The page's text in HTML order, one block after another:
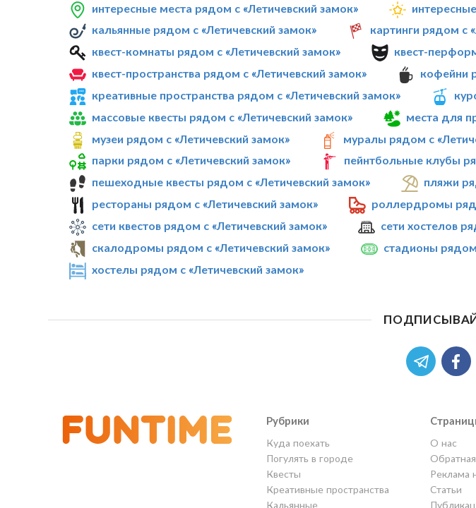
интересные места рядом с «Летичевский замок»
кальянные рядом с «Летичевский замок»
картинги рядом с
квест-комнаты рядом с «Летичевский замок»
квест-
квест-пространства рядом с «Летичевский замок»
кофейни
креативные пространства рядом с «Летичевский замок»
массовые квесты рядом с «Летичевский замок»
места для
музеи рядом с «Летичевский замок»
муралы рядом с
парки рядом с «Летичевский замок»
пейнтбольные клубы
пешеходные квесты рядом с «Летичевский замок»
пляжи
рестораны рядом с «Летичевский замок»
роллердромы
сети квестов рядом с «Летичевский замок»
сети хостелов
скалодромы рядом с «Летичевский замок»
стадионы рядом
хостелы рядом с «Летичевский замок»
Рубрики
Куда поехать
Погулять в городе
Квесты
Креативные пространства
Кальянные
О нас
Обратная
Реклама
Статьи